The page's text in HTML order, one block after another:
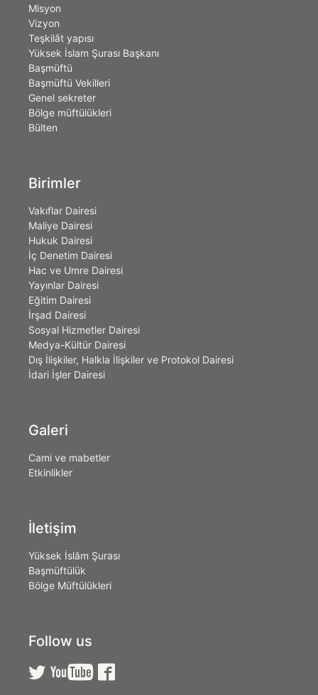
Misyon
Vizyon
Teşkilât yapısı
Yüksek İslam Şurası Başkanı
Başmüftü
Başmüftü Vekilleri
Genel sekreter
Bölge müftülükleri
Bülten
Birimler
Vakıflar Dairesi
Maliye Dairesi
Hukuk Dairesi
İç Denetim Dairesi
Hac ve Umre Dairesi
Yayınlar Dairesi
Eğitim Dairesi
İrşad Dairesi
Sosyal Hizmetler Dairesi
Medya-Kültür Dairesi
Dış İlişkiler, Halkla İlişkiler ve Protokol Dairesi
İdari İşler Dairesi
Galeri
Cami ve mabetler
Etkinlikler
İletişim
Yüksek İslâm Şurası
Başmüftülük
Bölge Müftülükleri
Follow us
  